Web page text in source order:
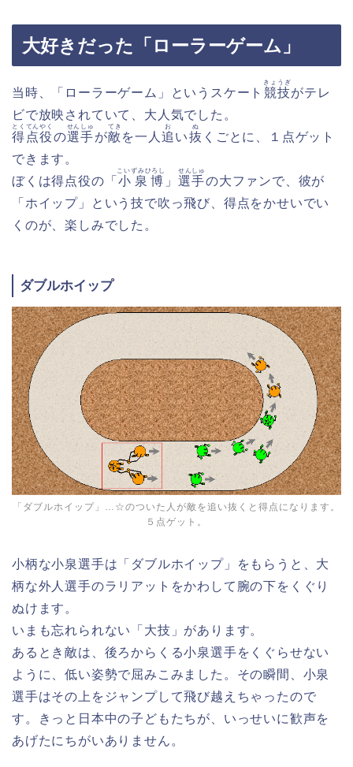
大好きだった「ローラーゲーム」
当時、「ローラーゲーム」というスケート 競技
きょうぎ
がテレ
ビで放映されていて、大人気でした。
得点役
とくてんやく
の選手
せんしゅ
が敵
てき
を一人 追
お
い抜
ぬ
くごとに、１点ゲット
できます。
ぼくは得点役の「 小泉博
こいずみひろし
」 選手
せんしゅ
の大ファンで、彼が
「ホイップ」という技で吹っ飛び、得点をかせいでい
くのが、楽しみでした。
ダブルホイップ
「ダブルホイップ」…☆のついた人が敵を追い抜くと得点になります。
５点ゲット。
小柄な小泉選手は「ダブルホイップ」をもらうと、大
柄な外人選手のラリアットをかわして腕の下をくぐり
ぬけます。
いまも忘れられない「大技」があります。
あるとき敵は、後ろからくる小泉選手をくぐらせない
ように、低い姿勢で屈みこみました。その瞬間、小泉
選手はその上をジャンプして飛び越えちゃったので
す。きっと日本中の子どもたちが、いっせいに歓声を
あげたにちがいありません。